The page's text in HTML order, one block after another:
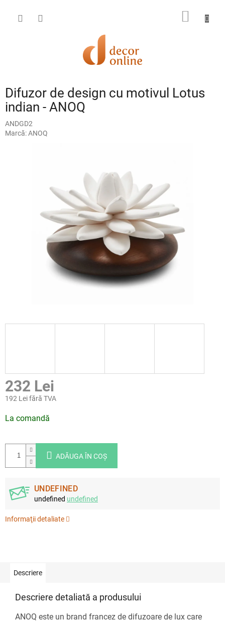
conținut
COŞ
Difuzor de design cu motivul Lotus
indian - ANOQ
ANDGD2
Marcă:ANOQ
232 Lei
192 Lei fără TVA
preţ:
La comandă
ADĂUGA ÎN COŞ
UNDEFINED
undefined undefined
Informaţii detaliate
Descriere
Descriere detaliată a produsului
ANOQ este un brand francez de difuzoare de lux care